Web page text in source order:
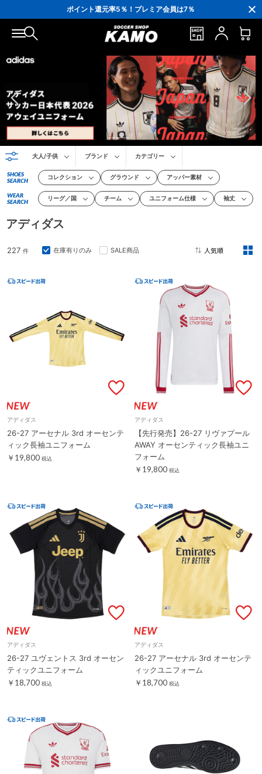
会員の方にはお誕生月に「10％OFFクーポン」プレゼント！
16,000円(税込)以上でシューズケースプレゼント！
3,300円(税込)以上で送料無料！
大人/子供 ブランド カテゴリー
SHOES
SEARCH
コレクション グラウンド アッパー素材
WEAR
SEARCH
リーグ／国 チーム ユニフォーム仕様 袖丈
アディダス
227 件 在庫有りのみ SALE商品
アディダス
26-27 アーセナル 3rd オーセンテ
ィック長袖ユニフォーム
￥19,800 税込
アディダス
【先行発売】26-27 リヴァプール
AWAY オーセンティック長袖ユニ
フォーム
￥19,800 税込
アディダス
26-27 ユヴェントス 3rd オーセン
ティックユニフォーム
￥18,700 税込
アディダス
26-27 アーセナル 3rd オーセンテ
ィックユニフォーム
￥18,700 税込